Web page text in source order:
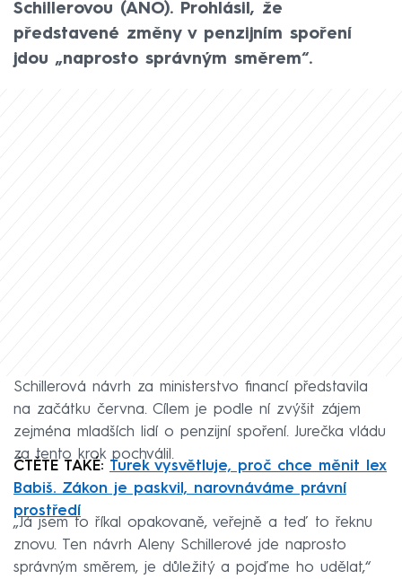
Schillerovou (ANO). Prohlásil, že
představené změny v penzijním spoření
jdou „naprosto správným směrem“.
Schillerová návrh za ministerstvo financí představila
na začátku června. Cílem je podle ní zvýšit zájem
zejména mladších lidí o penzijní spoření. Jurečka vládu
za tento krok pochválil.
ČTĚTE TAKÉ: Turek vysvětluje, proč chce měnit lex
Babiš. Zákon je paskvil, narovnáváme právní
prostředí
„Já jsem to říkal opakovaně, veřejně a teď to řeknu
znovu. Ten návrh Aleny Schillerové jde naprosto
správným směrem, je důležitý a pojďme ho udělat,“